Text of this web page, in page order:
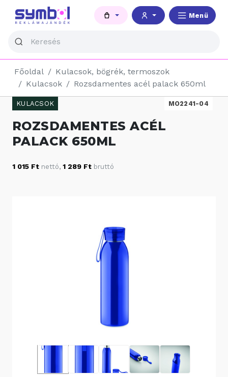
Menü
Főoldal
Kulacsok, bögrék, termoszok
Kulacsok
Rozsdamentes acél palack 650ml
KULACSOK MO2241-04
ROZSDAMENTES ACÉL
PALACK 650ML
1 015 Ft nettó, 1 289 Ft bruttó